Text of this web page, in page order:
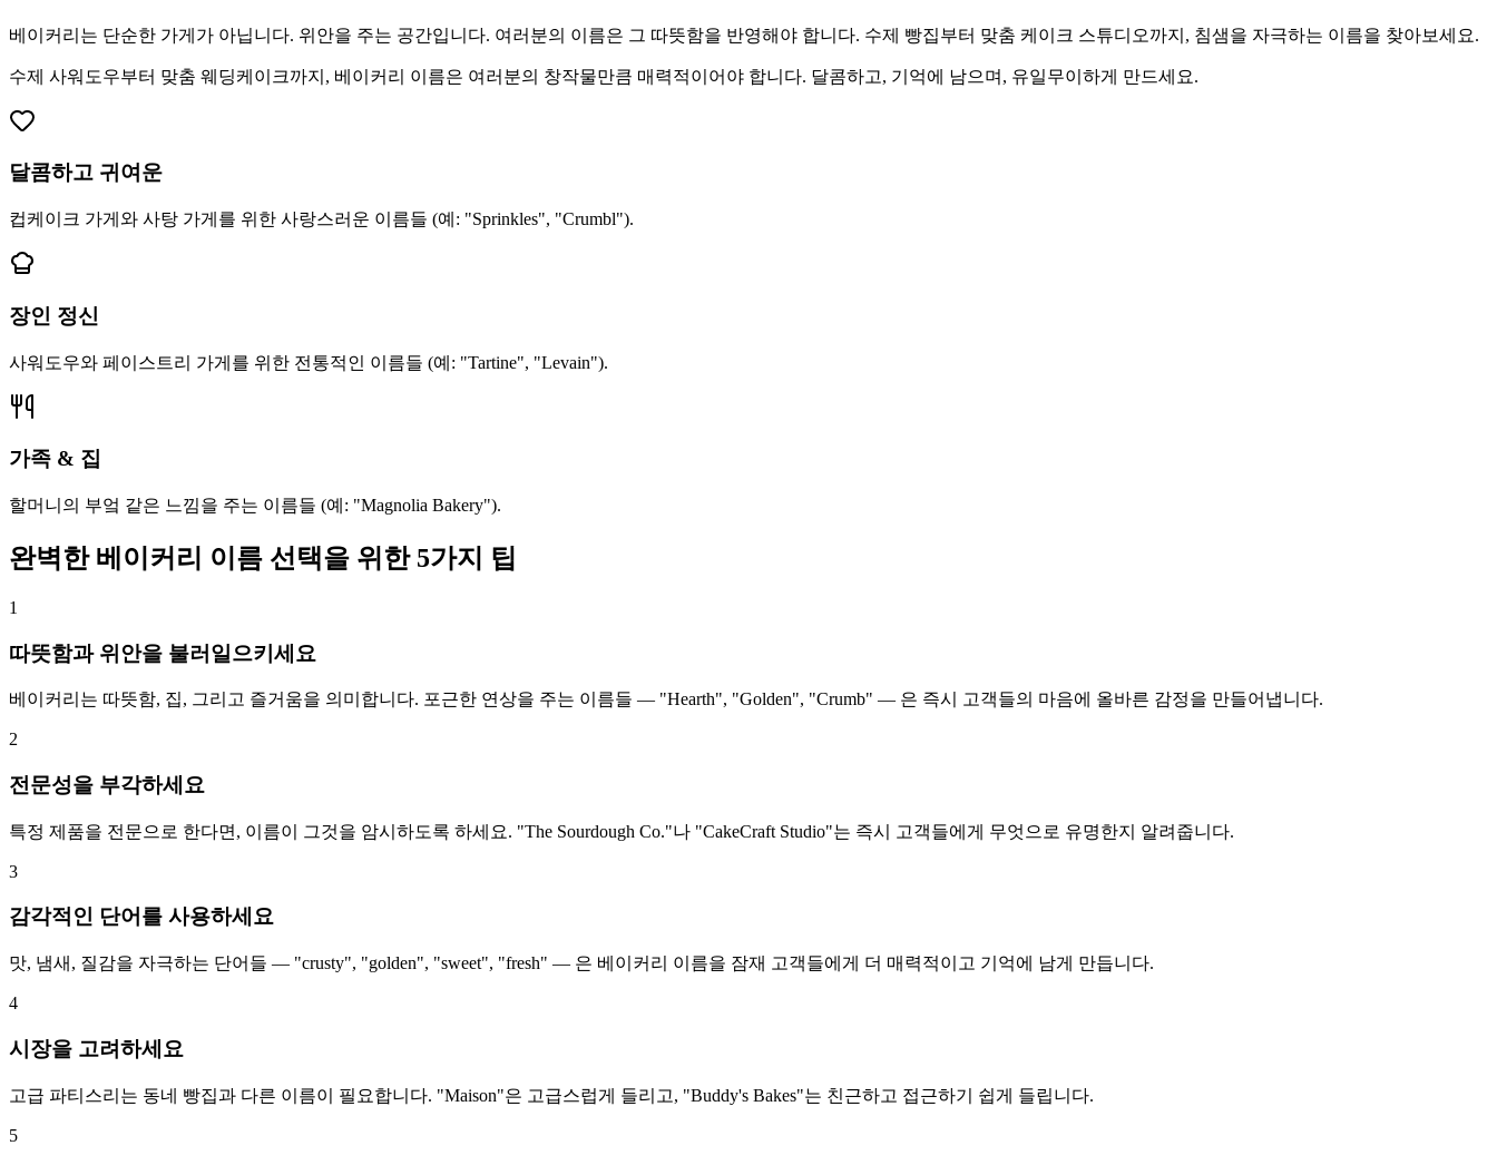
베이커리는 단순한 가게가 아닙니다. 위안을 주는 공간입니다. 여러분의 이름은 그 따뜻함을 반영해야 합니다. 수제 빵집부터 맞춤 케이크 스튜디오까지, 침샘을 자극하는 이름을 찾아보세요.
수제 사워도우부터 맞춤 웨딩케이크까지, 베이커리 이름은 여러분의 창작물만큼 매력적이어야 합니다. 달콤하고, 기억에 남으며, 유일무이하게 만드세요.
달콤하고 귀여운
컵케이크 가게와 사탕 가게를 위한 사랑스러운 이름들 (예: "Sprinkles", "Crumbl").
장인 정신
사워도우와 페이스트리 가게를 위한 전통적인 이름들 (예: "Tartine", "Levain").
가족 & 집
할머니의 부엌 같은 느낌을 주는 이름들 (예: "Magnolia Bakery").
완벽한 베이커리 이름 선택을 위한 5가지 팁
1
따뜻함과 위안을 불러일으키세요
베이커리는 따뜻함, 집, 그리고 즐거움을 의미합니다. 포근한 연상을 주는 이름들 — "Hearth", "Golden", "Crumb" — 은 즉시 고객들의 마음에 올바른 감정을 만들어냅니다.
2
전문성을 부각하세요
특정 제품을 전문으로 한다면, 이름이 그것을 암시하도록 하세요. "The Sourdough Co."나 "CakeCraft Studio"는 즉시 고객들에게 무엇으로 유명한지 알려줍니다.
3
감각적인 단어를 사용하세요
맛, 냄새, 질감을 자극하는 단어들 — "crusty", "golden", "sweet", "fresh" — 은 베이커리 이름을 잠재 고객들에게 더 매력적이고 기억에 남게 만듭니다.
4
시장을 고려하세요
고급 파티스리는 동네 빵집과 다른 이름이 필요합니다. "Maison"은 고급스럽게 들리고, "Buddy's Bakes"는 친근하고 접근하기 쉽게 들립니다.
5